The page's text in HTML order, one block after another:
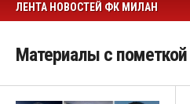
ЛЕНТА НОВОСТЕЙ ФК МИЛАН
Материалы с